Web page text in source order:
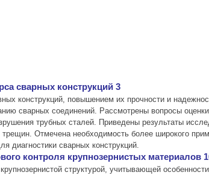
сварных конструкций 3
конструкций, повышением их прочности и
сварных соединений. Рассмотрены вопросы
трубных сталей. Приведены результаты
Отмечена необходимость более широкого
диагностики сварных конструкций.
контроля крупнозернистых материалов
структурой, учитывающей